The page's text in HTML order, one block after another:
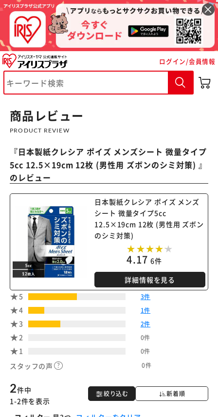
ログイン/会員情報
商品レビュー
PRODUCT REVIEW
『日本製紙クレシア ポイズ メンズシート 微量タイプ
5cc 12.5×19cm 12枚 (男性用 ズボンのシミ対策) 』
のレビュー
日本製紙クレシア ポイズ メンズ
シート 微量タイプ5cc
12.5×19cm 12枚 (男性用 ズボン
のシミ対策)
4.17 6件
詳細情報を見る
5
3件
4 1件
3 2件
2 0件
1 0件
スタッフの声 0件
絞り込む 新着順
2件中
1-2件を表示
※ご確認ください